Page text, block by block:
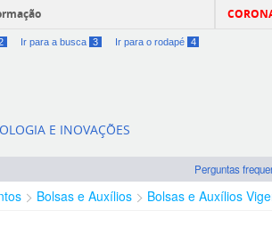
Ir para a busca 3 Ir para o rodapé 4
E INOVAÇÕES
Perguntas
Bolsas e Auxílios Bolsas e Auxílios